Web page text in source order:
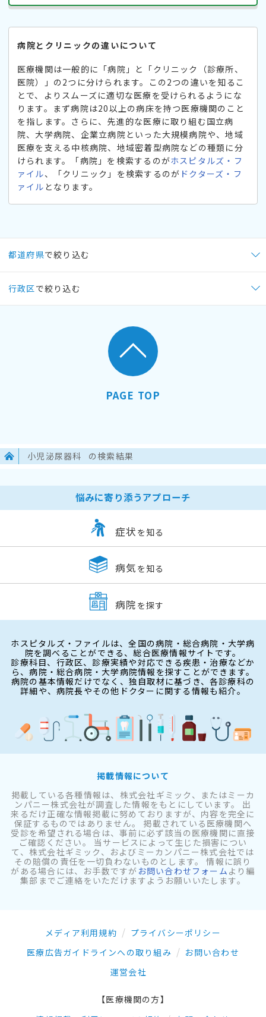
病院とクリニックの違いについて
医療機関は一般的に「病院」と「クリニック（診療所、
医院）」の2つに分けられます。この2つの違いを知るこ
とで、よりスムーズに適切な医療を受けられるようにな
ります。まず病院は20以上の病床を持つ医療機関のこと
を指します。さらに、先進的な医療に取り組む国立病
院、大学病院、企業立病院といった大規模病院や、地域
医療を支える中核病院、地域密着型病院などの種類に分
けられます。「病院」を検索するのがホスピタルズ・フ
ァイル、「クリニック」を検索するのが ドクターズ・フ
ァイル となります。
都道府県で絞り込む
行政区で絞り込む
PAGE TOP
小児泌尿器科 の検索結果
悩みに寄り添うアプローチ
症状 を知る
病気 を知る
病院 を探す
ホスピタルズ・ファイルは、全国の病院・総合病院・大学病
院を調べることができる、総合医療情報サイトです。
診療科目、行政区、診療実績や対応できる疾患・治療などか
ら、病院・総合病院・大学病院情報を探すことができます。
病院の基本情報だけでなく、独自取材に基づき、各診療科の
詳細や、病院長やその他ドクターに関する情報も紹介。
掲載情報について
掲載している各種情報は、株式会社ギミック、またはミーカ
ンパニー株式会社が調査した情報をもとにしています。 出
来るだけ正確な情報掲載に努めておりますが、内容を完全に
保証するものではありません。 掲載されている医療機関へ
受診を希望される場合は、事前に必ず該当の医療機関に直接
ご確認ください。 当サービスによって生じた損害につい
て、株式会社ギミック、およびミーカンパニー株式会社では
その賠償の責任を一切負わないものとします。 情報に誤り
がある場合には、お手数ですが お問い合わせフォーム より編
集部までご連絡をいただけますようお願いいたします。
メディア利用規約
プライバシーポリシー
医療広告ガイドラインへの取り組み
お問い合わせ
運営会社
【医療機関の方】